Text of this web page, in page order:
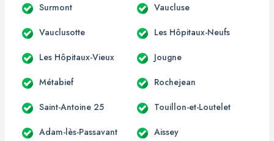
Surmont Vaucluse
Vauclusotte Les Hôpitaux-Neufs
Les Hôpitaux-Vieux Jougne
Métabief Rochejean
Saint-Antoine 25 Touillon-et-Loutelet
Adam-lès-Passavant Aissey